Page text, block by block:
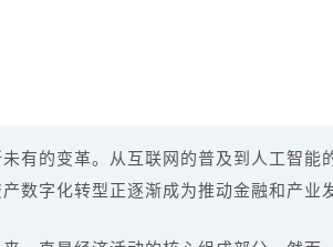
有的变革。从互联网的普及到人工智能
数字化转型正逐渐成为推动金融和产业